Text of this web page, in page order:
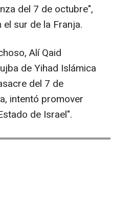
del 7 de octubre",
sur de la Franja.
Alí Qaid
de Yihad Islámica
del 7 de
intentó promover
de Israel".